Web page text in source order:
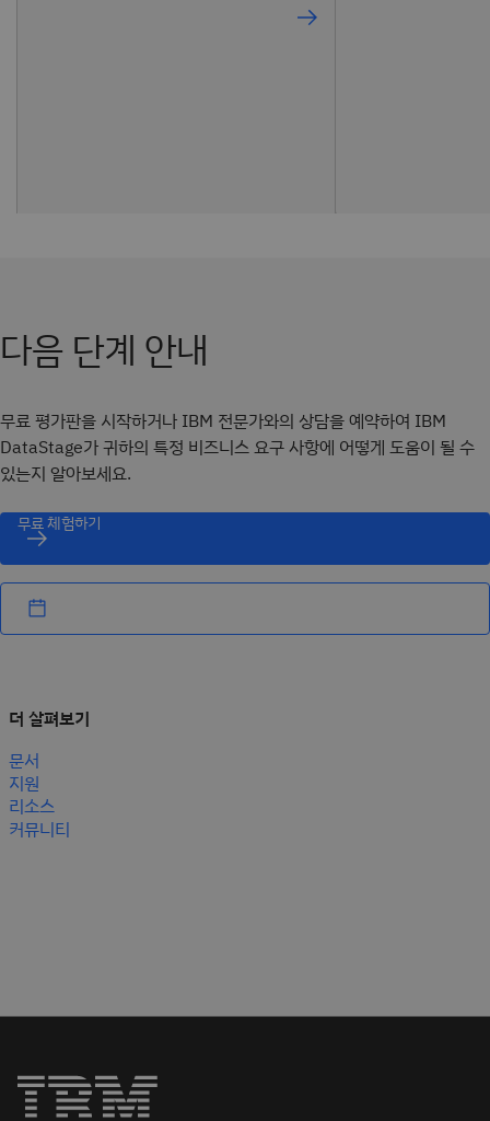
다음 단계 안내
무료 평가판을 시작하거나 IBM 전문가와의 상담을 예약하여 IBM
DataStage가 귀하의 특정 비즈니스 요구 사항에 어떻게 도움이 될 수
있는지 알아보세요.
무료 체험하기
더 살펴보기
문서
지원
리소스
커뮤니티